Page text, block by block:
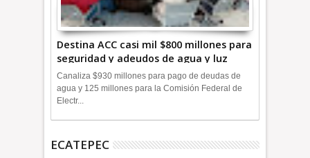
Destina ACC casi mil $800 millones para
seguridad y adeudos de agua y luz
+Video
Canaliza $930 millones para pago de deudas de
agua y 125 millones para la Comisión Federal de
Electr...
ECATEPEC